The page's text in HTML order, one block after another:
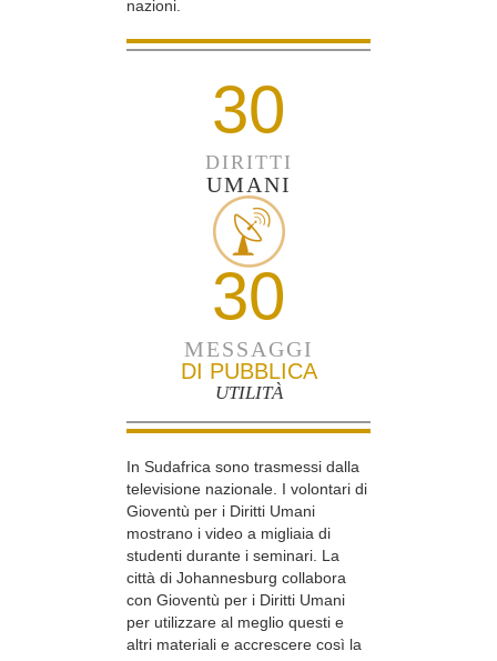
nazioni.
30
DIRITTI
UMANI
30
MESSAGGI
DI PUBBLICA
UTILITÀ
In Sudafrica sono trasmessi dalla
televisione nazionale. I volontari di
Gioventù per i Diritti Umani
mostrano i video a migliaia di
studenti durante i seminari. La
città di Johannesburg collabora
con Gioventù per i Diritti Umani
per utilizzare al meglio questi e
altri materiali e accrescere così la